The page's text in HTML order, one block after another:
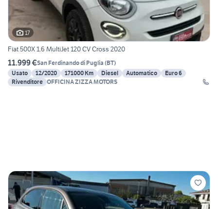
17
Fiat 500X 1.6 MultiJet 120 CV Cross 2020
11.999 €San Ferdinando di Puglia (BT)
Usato
12/2020 171000 Km Diesel Automatico
Euro 6
Rivenditore OFFICINA ZIZZA MOTORS